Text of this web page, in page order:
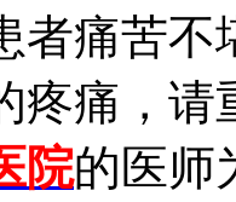
者痛苦不
疼痛，请
院的医师